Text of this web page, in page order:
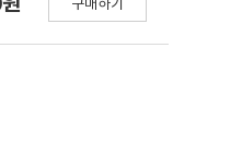
인은 재관람에 부
이 요구됨을 시
구매하기